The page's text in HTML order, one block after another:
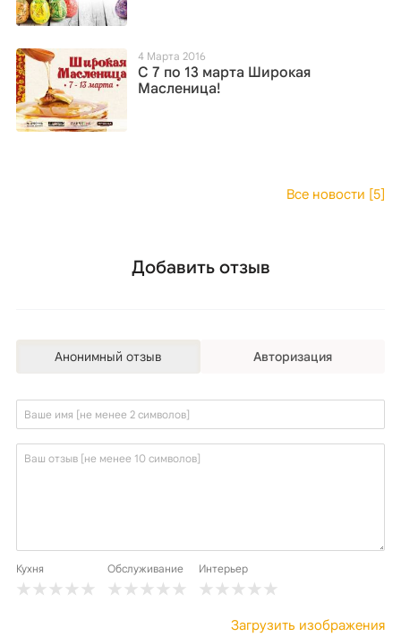
4 Марта 2016
С 7 по 13 марта Широкая
Масленица!
Все новости [5]
Добавить отзыв
Анонимный отзыв Авторизация
Кухня Обслуживание Интерьер
Загрузить изображения